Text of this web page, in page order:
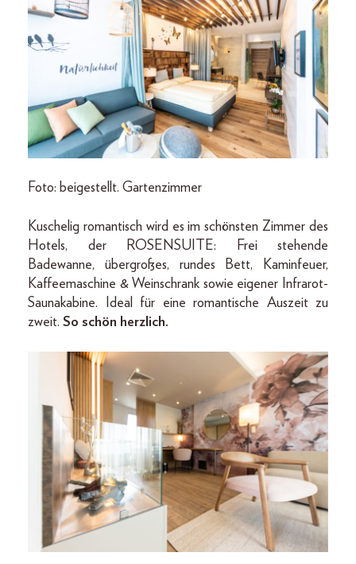
Foto: beigestellt. Gartenzimmer
Kuschelig romantisch wird es im schönsten Zimmer des
Hotels, der ROSENSUITE: Frei stehende
Badewanne, übergroßes, rundes Bett, Kaminfeuer,
Kaffeemaschine & Weinschrank sowie eigener Infrarot-
Saunakabine. Ideal für eine romantische Auszeit zu
zweit. So schön herzlich.